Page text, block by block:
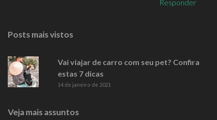
Responder
Posts mais vistos
Vai viajar de carro com seu pet? Confira
estas 7 dicas
14 de janeiro de 2021
Veja mais assuntos